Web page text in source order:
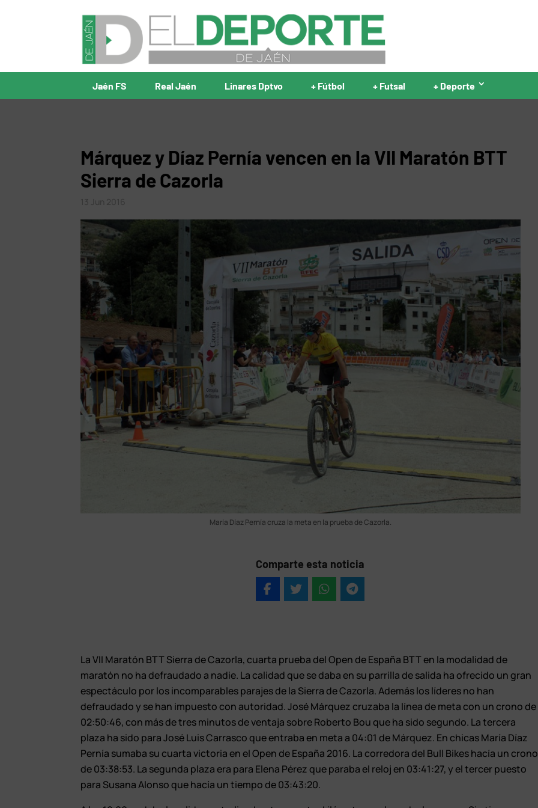
Jaén FS Real Jaén Linares Dptvo + Fútbol + Futsal + Deporte
Márquez y Díaz Pernía vencen en la VII Maratón BTT
Sierra de Cazorla
María Díaz Pernía cruza la meta en la prueba de Cazorla.
Comparte esta noticia
La VII Maratón BTT Sierra de Cazorla, cuarta prueba del Open de España BTT en la modalidad de
maratón no ha defraudado a nadie. La calidad que se daba en su parrilla de salida ha ofrecido un gran
espectáculo por los incomparables parajes de la Sierra de Cazorla. Además los líderes no han
defraudado y se han impuesto con autoridad. José Márquez cruzaba la línea de meta con un crono de
02:50:46, con más de tres minutos de ventaja sobre Roberto Bou que ha sido segundo. La tercera
plaza ha sido para José Luis Carrasco que entraba en meta a 04:01 de Márquez. En chicas María Díaz
Pernía sumaba su cuarta victoria en el Open de España 2016. La corredora del Bull Bikes hacía un crono
de 03:38:53. La segunda plaza era para Elena Pérez que paraba el reloj en 03:41:27, y el tercer puesto
para Susana Alonso que hacía un tiempo de 03:43:20.